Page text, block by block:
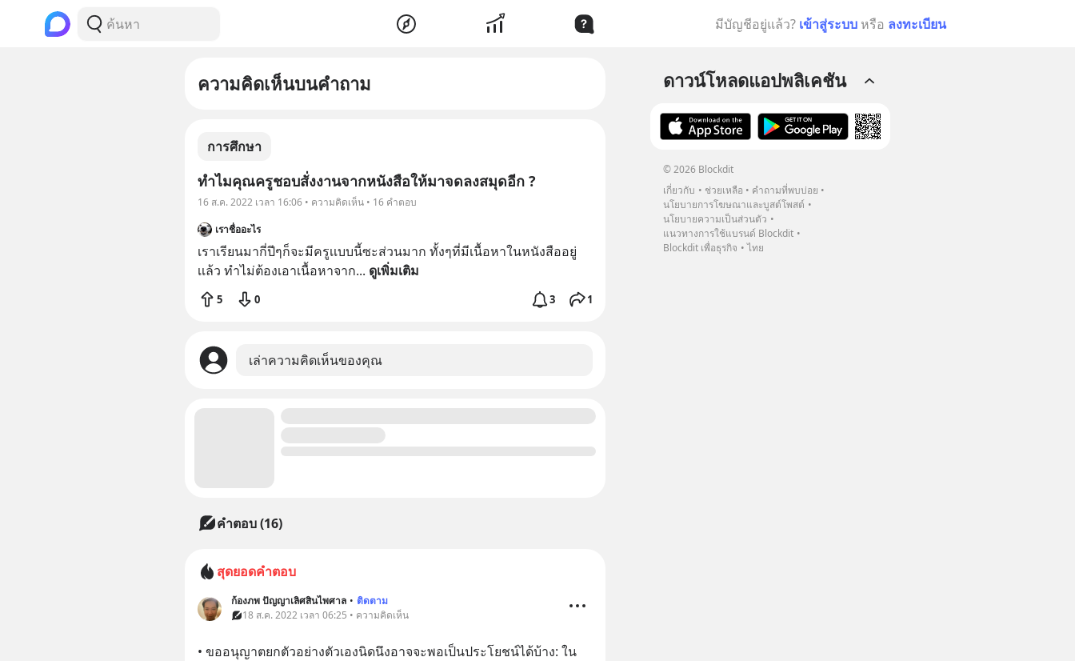
มีบัญชีอยู่แล้ว? เข้าสู่ระบบ หรือ ลงทะเบียน
ความคิดเห็นบนคำถาม
การศึกษา
ทำไมคุณครูชอบสั่งงานจากหนังสือให้มาจดลงสมุดอีก ?
16 ส.ค. 2022 เวลา 16:06 • ความคิดเห็น • 16 คำตอบ
เราชื่ออะไร
เราเรียนมากี่ปีๆก็จะมีครูเเบบนี้ซะส่วนมาก ทั้งๆที่มีเนื้อหาในหนังสืออยู่
เเล้ว ทำไม่ต้องเอาเนื้อหาจาก... ดูเพิ่มเติม
5 0 3 1
เล่าความคิดเห็นของคุณ
คำตอบ (16)
สุดยอดคำตอบ
ก้องภพ ปัญญาเลิศสินไพศาล • ติดตาม
18 ส.ค. 2022 เวลา 06:25 • ความคิดเห็น
• ขออนุญาตยกตัวอย่างตัวเองนิดนึงอาจจะพอเป็นประโยชน์ได้บ้าง: ใน
ดาวน์โหลดแอปพลิเคชัน
© 2026 Blockdit
เกี่ยวกับ
ช่วยเหลือ
คำถามที่พบบ่อย
นโยบายการโฆษณาและบูสต์โพสต์
นโยบายความเป็นส่วนตัว
แนวทางการใช้แบรนด์ Blockdit
Blockdit เพื่อธุรกิจ
ไทย